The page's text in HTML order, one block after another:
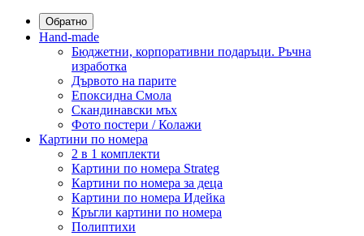
Обратно
Hand-made
Бюджетни, корпоративни подаръци. Ръчна
изработка
Дървото на парите
Епоксидна Смола
Скандинавски мъх
Фото постери / Колажи
Картини по номера
2 в 1 комплекти
Картини по номера Strateg
Картини по номера за деца
Картини по номера Идейка
Кръгли картини по номера
Полиптихи